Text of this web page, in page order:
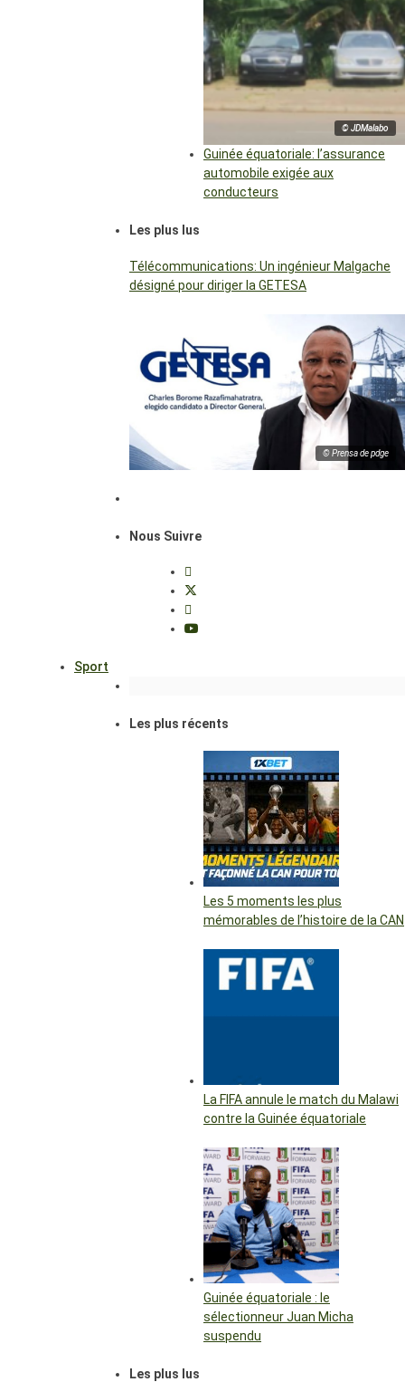
© JDMalabo
Guinée équatoriale: l’assurance
automobile exigée aux
conducteurs
Les plus lus
Télécommunications: Un ingénieur Malgache
désigné pour diriger la GETESA
© Prensa de pdge
Nous Suivre
Sport
Les plus récents
Les 5 moments les plus
mémorables de l’histoire de la CAN
La FIFA annule le match du Malawi
contre la Guinée équatoriale
Guinée équatoriale : le
sélectionneur Juan Micha
suspendu
Les plus lus